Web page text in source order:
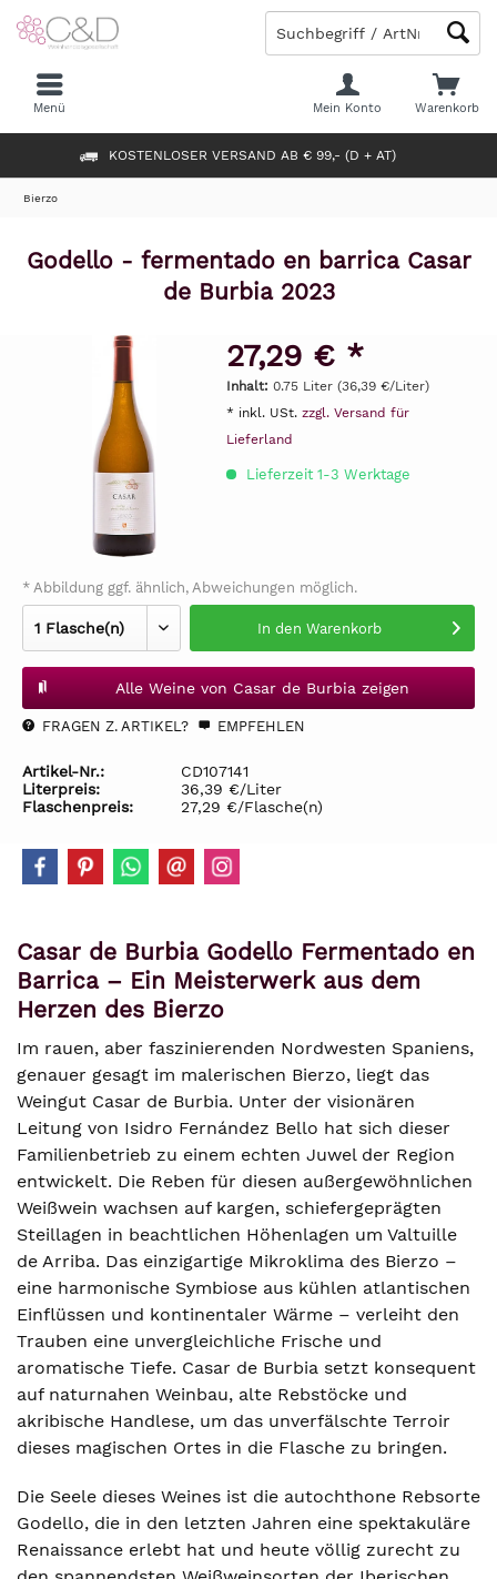
KOSTENLOSER VERSAND AB € 99,- (D + AT)
Warenkorb
Mein Konto
Menü
Bierzo
Godello - fermentado en barrica Casar
de Burbia 2023
27,29 € *
Inhalt: 0.75 Liter (36,39 €/Liter)
* inkl. USt. zzgl. Versand für
Lieferland
Lieferzeit 1-3 Werktage
* Abbildung ggf. ähnlich, Abweichungen möglich.
In den Warenkorb
Alle Weine von Casar de Burbia zeigen
FRAGEN Z. ARTIKEL? EMPFEHLEN
Artikel-Nr.:
CD107141
Literpreis:
36,39 €/Liter
Flaschenpreis:
27,29 €/Flasche(n)
Casar de Burbia Godello Fermentado en
Barrica – Ein Meisterwerk aus dem
Herzen des Bierzo
Im rauen, aber faszinierenden Nordwesten Spaniens,
genauer gesagt im malerischen Bierzo, liegt das
Weingut Casar de Burbia. Unter der visionären
Leitung von Isidro Fernández Bello hat sich dieser
Familienbetrieb zu einem echten Juwel der Region
entwickelt. Die Reben für diesen außergewöhnlichen
Weißwein wachsen auf kargen, schiefergeprägten
Steillagen in beachtlichen Höhenlagen um Valtuille
de Arriba. Das einzigartige Mikroklima des Bierzo –
eine harmonische Symbiose aus kühlen atlantischen
Einflüssen und kontinentaler Wärme – verleiht den
Trauben eine unvergleichliche Frische und
aromatische Tiefe. Casar de Burbia setzt konsequent
auf naturnahen Weinbau, alte Rebstöcke und
akribische Handlese, um das unverfälschte Terroir
dieses magischen Ortes in die Flasche zu bringen.
Die Seele dieses Weines ist die autochthone Rebsorte
Godello, die in den letzten Jahren eine spektakuläre
Renaissance erlebt hat und heute völlig zurecht zu